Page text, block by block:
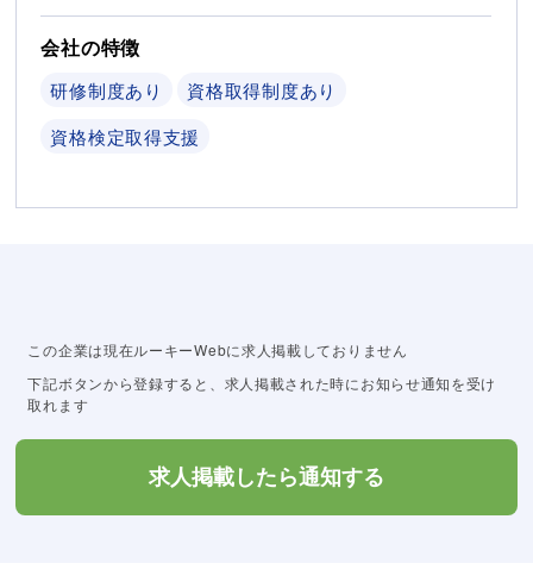
会社の特徴
研修制度あり
資格取得制度あり
資格検定取得支援
この企業は現在ルーキーWebに求人掲載しておりません
下記ボタンから登録すると、求人掲載された時にお知らせ通知を受け
取れます
求人掲載したら通知する